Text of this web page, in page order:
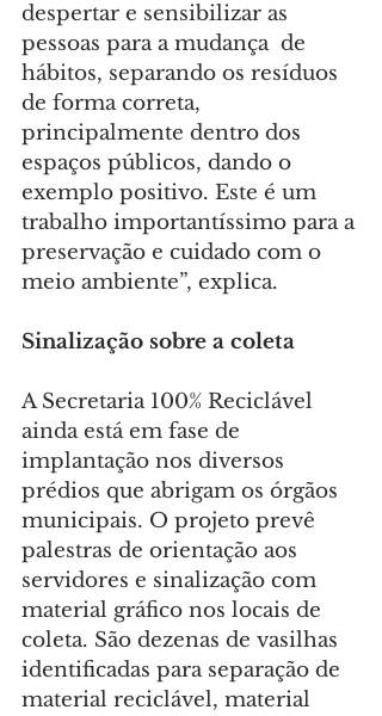
despertar e sensibilizar as
pessoas para a mudança  de
hábitos, separando os resíduos
de forma correta,
principalmente dentro dos
espaços públicos, dando o
exemplo positivo. Este é um
trabalho importantíssimo para a
preservação e cuidado com o
meio ambiente”, explica.
Sinalização sobre a coleta
A Secretaria 100% Reciclável
ainda está em fase de
implantação nos diversos
prédios que abrigam os órgãos
municipais. O projeto prevê
palestras de orientação aos
servidores e sinalização com
material gráfico nos locais de
coleta. São dezenas de vasilhas
identificadas para separação de
material reciclável, material